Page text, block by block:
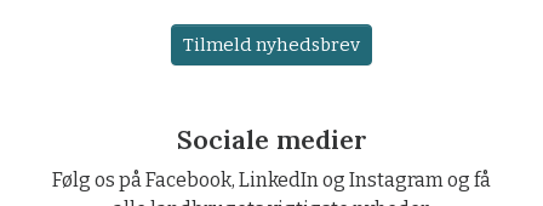
Tilmeld nyhedsbrev
Sociale medier
Følg os på Facebook, LinkedIn og Instagram og få